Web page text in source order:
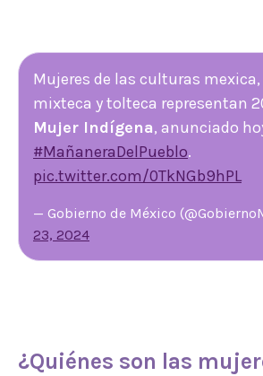
Mujeres de las culturas mexica,
mixteca y tolteca representan
Mujer Indígena, anunciado
#MañaneraDelPueblo.
pic.twitter.com/0TkNGb9hPL
— Gobierno de México
23, 2024
¿Quiénes son las